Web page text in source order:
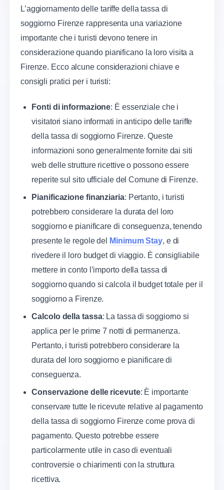
L’aggiornamento delle tariffe della tassa di
soggiorno Firenze rappresenta una variazione
importante che i turisti devono tenere in
considerazione quando pianificano la loro visita a
Firenze. Ecco alcune considerazioni chiave e
consigli pratici per i turisti:
Fonti di informazione: È essenziale che i
visitatori siano informati in anticipo delle tariffe
della tassa di soggiorno Firenze. Queste
informazioni sono generalmente fornite dai siti
web delle strutture ricettive o possono essere
reperite sul sito ufficiale del Comune di Firenze.
Pianificazione finanziaria: Pertanto, i turisti
potrebbero considerare la durata del loro
soggiorno e pianificare di conseguenza, tenendo
presente le regole del
Minimum Stay, e di
rivedere il loro budget di viaggio. È consigliabile
mettere in conto l’importo della tassa di
soggiorno quando si calcola il budget totale per il
soggiorno a Firenze.
Calcolo della tassa: La tassa di soggiorno si
applica per le prime 7 notti di permanenza.
Pertanto, i turisti potrebbero considerare la
durata del loro soggiorno e pianificare di
conseguenza.
Conservazione delle ricevute: È importante
conservare tutte le ricevute relative al pagamento
della tassa di soggiorno Firenze come prova di
pagamento. Questo potrebbe essere
particolarmente utile in caso di eventuali
controversie o chiarimenti con la struttura
ricettiva.